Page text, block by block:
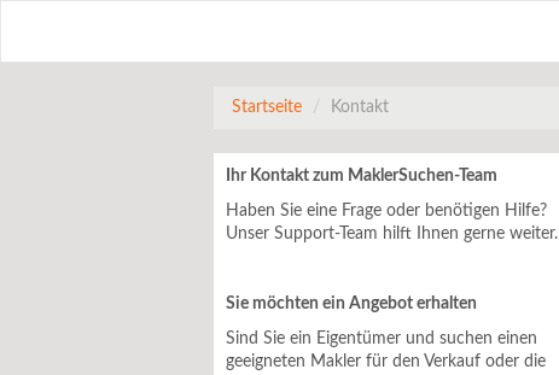
Startseite Kontakt
Ihr Kontakt zum MaklerSuchen-Team
Haben Sie eine Frage oder benötigen Hilfe?
Unser Support-Team hilft Ihnen gerne weiter.
Sie möchten ein Angebot erhalten
Sind Sie ein Eigentümer und suchen einen
geeigneten Makler für den Verkauf oder die